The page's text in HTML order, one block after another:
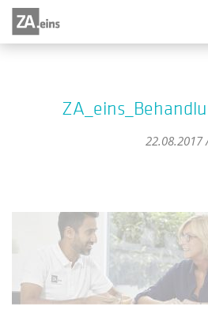
22.08.2017